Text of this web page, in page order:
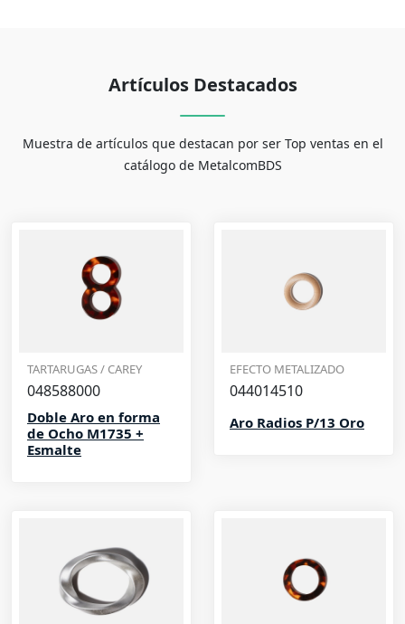
Artículos Destacados
Muestra de artículos que destacan por ser Top ventas en el
catálogo de MetalcomBDS
TARTARUGAS / CAREY
048588000
Doble Aro en forma
de Ocho M1735 +
Esmalte
EFECTO METALIZADO
044014510
Aro Radios P/13 Oro